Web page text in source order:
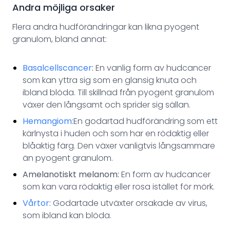
Andra möjliga orsaker
Flera andra hudförändringar kan likna pyogent
granulom, bland annat:
Basalcellscancer: En vanlig form av hudcancer
som kan yttra sig som en glansig knuta och
ibland blöda. Till skillnad från pyogent granulom
växer den långsamt och sprider sig sällan.
Hemangiom:En godartad hudförändring som ett
kärlnysta i huden och som har en rödaktig eller
blåaktig färg. Den växer vanligtvis långsammare
än pyogent granulom.
Amelanotiskt melanom: En form av hudcancer
som kan vara rödaktig eller rosa istället för mörk.
Vårtor: Godartade utväxter orsakade av virus,
som ibland kan blöda.